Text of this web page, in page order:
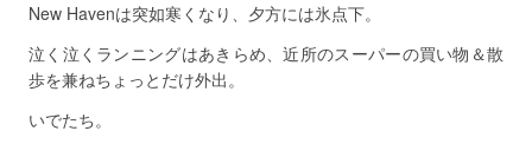
New Havenは突如寒くなり、夕方には氷点下。
泣く泣くランニングはあきらめ、近所のスーパーの買い物＆散
歩を兼ねちょっとだけ外出。
いでたち。